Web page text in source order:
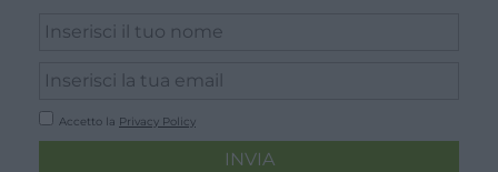
Accetto la Privacy Policy
INVIA